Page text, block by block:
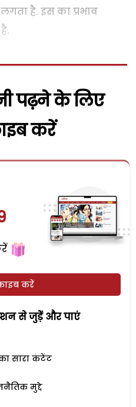
है. इस का प्रभाव
पढ़ने के लिए
करें
करें
से जुड़ेें और पाएं
सारा कंटेंट
मुद्दे